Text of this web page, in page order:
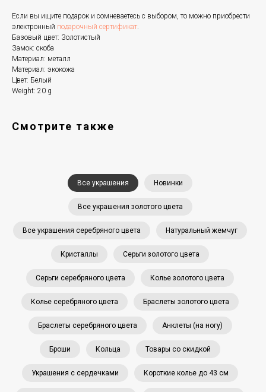
Если вы ищите подарок и сомневаетесь с выбором, то можно приобрести
электронный подарочный сертификат.
Базовый цвет: Золотистый
Замок: скоба
Материал: металл
Материал: экокожа
Цвет: Белый
Weight: 20 g
Смотрите также
Все украшения Новинки
Все украшения золотого цвета
Все украшения серебряного цвета Натуральный жемчуг
Кристаллы Серьги золотого цвета
Серьги серебряного цвета Колье золотого цвета
Колье серебряного цвета Браслеты золотого цвета
Браслеты серебряного цвета Анклеты (на ногу)
Броши Кольца Товары со скидкой
Украшения с сердечками Короткие колье до 43 см